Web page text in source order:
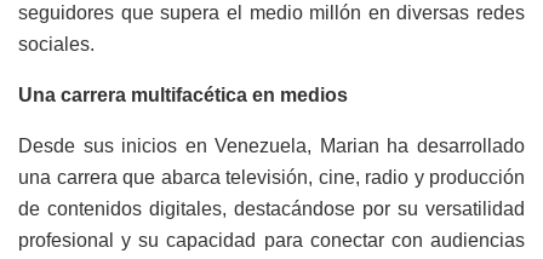
seguidores que supera el medio millón en diversas redes
sociales.
Una carrera multifacética en medios
Desde sus inicios en Venezuela, Marian ha desarrollado
una carrera que abarca televisión, cine, radio y producción
de contenidos digitales, destacándose por su versatilidad
profesional y su capacidad para conectar con audiencias